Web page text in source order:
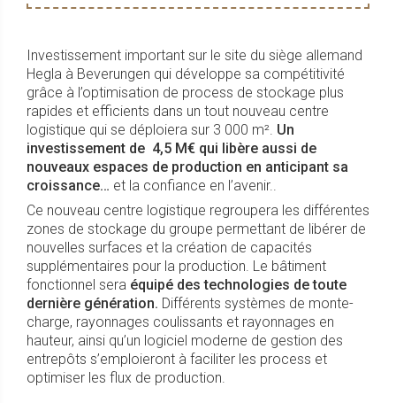
Investissement important sur le site du siège allemand
Hegla à Beverungen qui développe sa compétitivité
grâce à l’optimisation de process de stockage plus
rapides et efficients dans un tout nouveau centre
logistique qui se déploiera sur 3 000 m². Un
investissement de 4,5 M€ qui libère aussi de
nouveaux espaces de production en anticipant sa
croissance… et la confiance en l’avenir..
Ce nouveau centre logistique regroupera les différentes
zones de stockage du groupe permettant de libérer de
nouvelles surfaces et la création de capacités
supplémentaires pour la production. Le bâtiment
fonctionnel sera équipé des technologies de toute
dernière génération. Différents systèmes de monte-
charge, rayonnages coulissants et rayonnages en
hauteur, ainsi qu’un logiciel moderne de gestion des
entrepôts s’emploieront à faciliter les process et
optimiser les flux de production.